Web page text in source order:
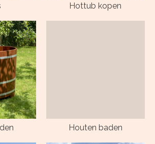
Hottub kopen
Houten baden